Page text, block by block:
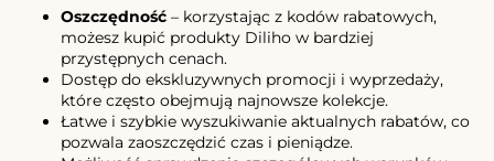
Oszczędność – korzystając z kodów rabatowych,
możesz kupić produkty Diliho w bardziej
przystępnych cenach.
Dostęp do ekskluzywnych promocji i wyprzedaży,
które często obejmują najnowsze kolekcje.
Łatwe i szybkie wyszukiwanie aktualnych rabatów, co
pozwala zaoszczędzić czas i pieniądze.